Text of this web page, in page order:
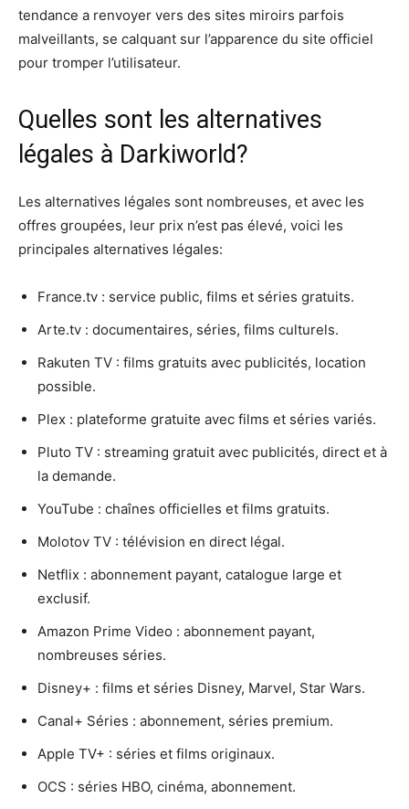
tendance a renvoyer vers des sites miroirs parfois
malveillants, se calquant sur l’apparence du site officiel
pour tromper l’utilisateur.
Quelles sont les alternatives
légales à Darkiworld?
Les alternatives légales sont nombreuses, et avec les
offres groupées, leur prix n’est pas élevé, voici les
principales alternatives légales:
France.tv : service public, films et séries gratuits.
Arte.tv : documentaires, séries, films culturels.
Rakuten TV : films gratuits avec publicités, location
possible.
Plex : plateforme gratuite avec films et séries variés.
Pluto TV : streaming gratuit avec publicités, direct et à
la demande.
YouTube : chaînes officielles et films gratuits.
Molotov TV : télévision en direct légal.
Netflix : abonnement payant, catalogue large et
exclusif.
Amazon Prime Video : abonnement payant,
nombreuses séries.
Disney+ : films et séries Disney, Marvel, Star Wars.
Canal+ Séries : abonnement, séries premium.
Apple TV+ : séries et films originaux.
OCS : séries HBO, cinéma, abonnement.